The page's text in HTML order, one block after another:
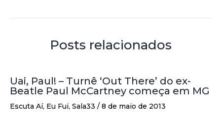
Posts relacionados
Uai, Paul! – Turnê ‘Out There’ do ex-
Beatle Paul McCartney começa em MG
Escuta Aí, Eu Fui, Sala33 / 8 de maio de 2013